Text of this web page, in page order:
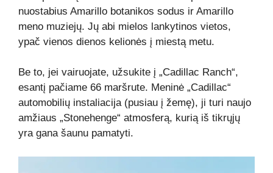
nuostabius Amarillo botanikos sodus ir Amarillo
meno muziejų. Jų abi mielos lankytinos vietos,
ypač vienos dienos kelionės į miestą metu.
Be to, jei vairuojate, užsukite į „Cadillac Ranch“,
esantį pačiame 66 maršrute. Meninė „Cadillac“
automobilių instaliacija (pusiau į žemę), ji turi naujo
amžiaus „Stonehenge“ atmosferą, kurią iš tikrųjų
yra gana šaunu pamatyti.